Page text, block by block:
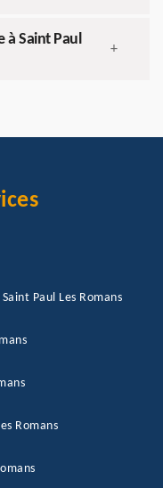
à Saint Paul
+
Paul Les Romans
Romans